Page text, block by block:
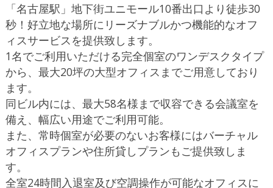
「名古屋駅」地下街ユニモール10番出口より徒歩30
秒！好立地な場所にリーズナブルかつ機能的なオフ
ィスサービスを提供致します。
1名でご利用いただける完全個室のワンデスクタイプ
から、最大20坪の大型オフィスまでご用意しており
ます。
同ビル内には、最大58名様まで収容できる会議室を
備え、幅広い用途でご利用可能。
また、常時個室が必要のないお客様にはバーチャル
オフィスプランや住所貸しプランもご提供致しま
す。
全室24時間入退室及び空調操作が可能なオフィスに